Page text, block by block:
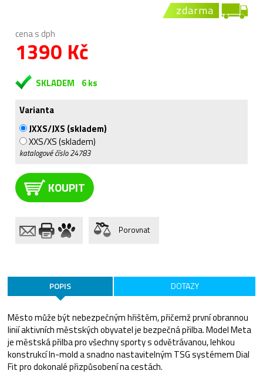
zdarma
cena s dph
1390 Kč
SKLADEM 6 ks
Varianta
JXXS/JXS (skladem)
XXS/XS (skladem)
katalogové číslo24783
KOUPIT
Porovnat
POPIS DOTAZY
Město může být nebezpečným hřištěm, přičemž první obrannou
linií aktivních městských obyvatel je bezpečná přilba. Model Meta
je městská přilba pro všechny sporty s odvětrávanou, lehkou
konstrukcí In-mold a snadno nastavitelným TSG systémem Dial
Fit pro dokonalé přizpůsobení na cestách.